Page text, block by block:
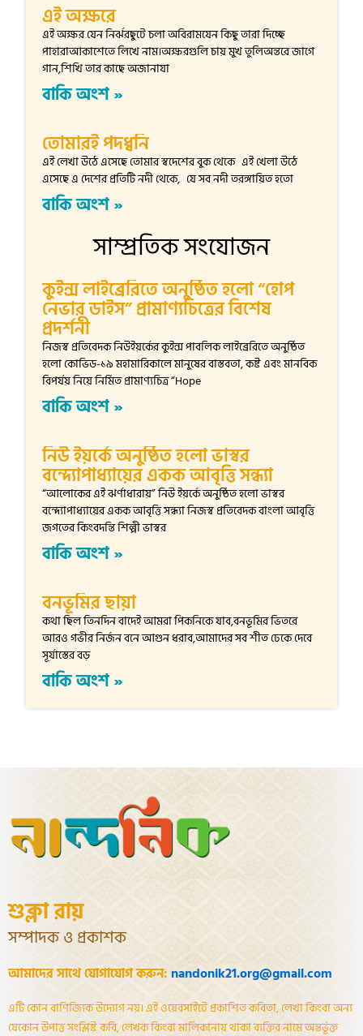
এই অক্ষরে
এই অক্ষর যেন নির্ঝরছুটে চলা অবিরামযেন কিছু তারা দিচ্ছে
পাহারাআকাশেতে লিখে নাম।অক্ষরগুলি চায় মুখ তুলিঅন্তরে জাগে
গান,শিখি তার কাছে অজানাযা
বাকি অংশ »
তোমারই পদধ্বনি
এই লেখা উঠে এসেছে তোমার স্বদেশের বুক থেকে এই খেলা উঠে
এসেছে এ দেশের প্রতিটি নদী থেকে, যে সব নদী তরঙ্গায়িত হতো
বাকি অংশ »
সাম্প্রতিক সংযোজন
কুইন্স লাইব্রেরিতে অনুষ্ঠিত হলো “হোপ
নেভার ডাইস” প্রামাণ্যচিত্রের বিশেষ
প্রদর্শনী
নিজস্ব প্রতিবেদক নিউইয়র্কের কুইন্স পাবলিক লাইব্রেরিতে অনুষ্ঠিত
হলো কোভিড-১৯ মহামারিকালে মানুষের বাস্তবতা, কষ্ট এবং মানবিক
বিপর্যয় নিয়ে নির্মিত প্রামাণ্যচিত্র “Hope
বাকি অংশ »
নিউ ইয়র্কে অনুষ্ঠিত হলো ভাস্বর
বন্দ্যোপাধ্যায়ের একক আবৃত্তি সন্ধ্যা
“আলোকের এই ঝর্ণাধারায়” নিউ ইয়র্কে অনুষ্ঠিত হলো ভাস্বর
বন্দ্যোপাধ্যায়ের একক আবৃত্তি সন্ধ্যা নিজস্ব প্রতিবেদক বাংলা আবৃত্তি
জগতের কিংবদন্তি শিল্পী ভাস্বর
বাকি অংশ »
বনভূমির ছায়া
কথা ছিল তিনদিন বাদেই আমরা পিকনিকে যাব,বনভূমির ভিতরে
আরও গভীর নির্জন বনে আগুন ধরাব,আমাদের সব শীত ঢেকে দেবে
সূর্যাস্তের বড়
বাকি অংশ »
শুক্লা রায়
সম্পাদক ও প্রকাশক
আমাদের সাথে যোগাযোগ করুন: nandonik21.org@gmail.com
এটি কোন বাণিজ্যিক উদ্যোগ নয়। এই ওয়েবসাইটে প্রকাশিত কবিতা, লেখা কিংবা অন্য
যেকোন উপাত্ত সংশ্লিষ্ট কবি, লেখক কিংবা মালিকানায় থাকা ব্যক্তির নামে অন্তর্ভূক্ত